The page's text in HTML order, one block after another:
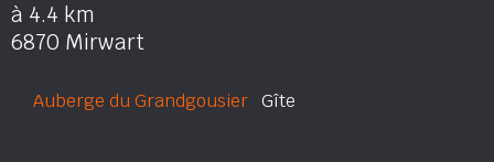
à 4.4 km
6870 Mirwart
Auberge du Grandgousier Gîte